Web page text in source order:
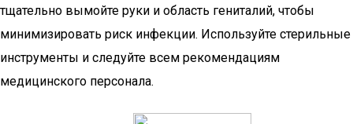
тщательно вымойте руки и область гениталий, чтобы
минимизировать риск инфекции. Используйте стерильные
инструменты и следуйте всем рекомендациям
медицинского персонала.